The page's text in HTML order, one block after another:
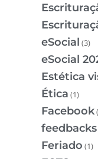
eSocial (3)
eSocial
Estética
Ética (1)
Facebook
feedbacks
Feriado (1)